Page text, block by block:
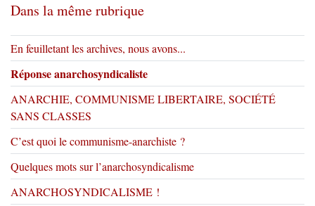
Dans la même rubrique
En feuilletant les archives, nous avons...
Réponse anarchosyndicaliste
ANARCHIE, COMMUNISME LIBERTAIRE, SOCIÉTÉ
SANS CLASSES
C’est quoi le communisme-anarchiste ?
Quelques mots sur l’anarchosyndicalisme
ANARCHOSYNDICALISME !